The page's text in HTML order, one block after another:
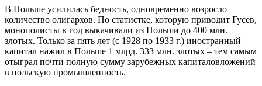
В Польше усилилась бедность, одновременно возросло
количество олигархов. По статистке, которую приводит Гусев,
монополисты в год выкачивали из Польши до 400 млн.
злотых. Только за пять лет (с 1928 по 1933 г.) иностранный
капитал нажил в Польше 1 млрд. 333 млн. злотых – тем самым
отыграл почти полную сумму зарубежных капиталовложений
в польскую промышленность.